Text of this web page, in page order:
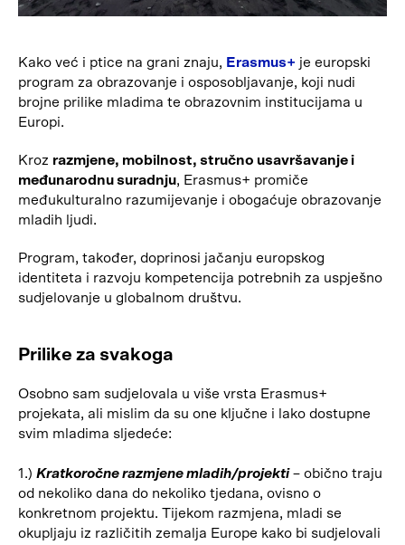
Kako već i ptice na grani znaju, Erasmus+ je europski
program za obrazovanje i osposobljavanje, koji nudi
brojne prilike mladima te obrazovnim institucijama u
Europi.
Kroz razmjene, mobilnost, stručno usavršavanje i
međunarodnu suradnju, Erasmus+ promiče
međukulturalno razumijevanje i obogaćuje obrazovanje
mladih ljudi.
Program, također, doprinosi jačanju europskog
identiteta i razvoju kompetencija potrebnih za uspješno
sudjelovanje u globalnom društvu.
Prilike za svakoga
Osobno sam sudjelovala u više vrsta Erasmus+
projekata, ali mislim da su one ključne i lako dostupne
svim mladima sljedeće:
1.) Kratkoročne razmjene mladih/projekti– obično traju
od nekoliko dana do nekoliko tjedana, ovisno o
konkretnom projektu. Tijekom razmjena, mladi se
okupljaju iz različitih zemalja Europe kako bi sudjelovali